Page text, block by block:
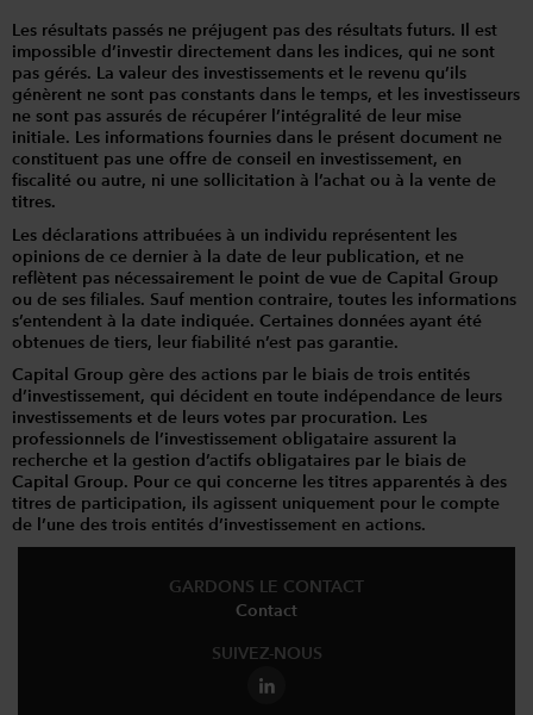
Les résultats passés ne préjugent pas des résultats futurs. Il est
impossible d’investir directement dans les indices, qui ne sont
pas gérés. La valeur des investissements et le revenu qu’ils
génèrent ne sont pas constants dans le temps, et les investisseurs
ne sont pas assurés de récupérer l’intégralité de leur mise
initiale. Les informations fournies dans le présent document ne
constituent pas une offre de conseil en investissement, en
fiscalité ou autre, ni une sollicitation à l’achat ou à la vente de
titres.
Les déclarations attribuées à un individu représentent les
opinions de ce dernier à la date de leur publication, et ne
reflètent pas nécessairement le point de vue de Capital Group
ou de ses filiales. Sauf mention contraire, toutes les informations
s’entendent à la date indiquée. Certaines données ayant été
obtenues de tiers, leur fiabilité n’est pas garantie.
Capital Group gère des actions par le biais de trois entités
d’investissement, qui décident en toute indépendance de leurs
investissements et de leurs votes par procuration. Les
professionnels de l’investissement obligataire assurent la
recherche et la gestion d’actifs obligataires par le biais de
Capital Group. Pour ce qui concerne les titres apparentés à des
titres de participation, ils agissent uniquement pour le compte
de l’une des trois entités d’investissement en actions.
GARDONS LE CONTACT
Contact
SUIVEZ-NOUS